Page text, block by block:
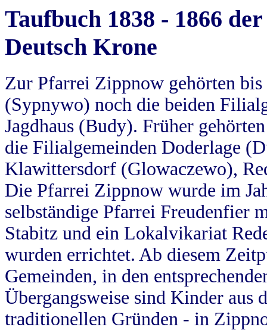
Taufbuch 1838 - 1866
Deutsch Krone
Zur Pfarrei Zippnow gehörten
(Sypnywo) noch die beiden
Jagdhaus (Budy). Früher
die Filialgemeinden Doderlage
Klawittersdorf (Glowaczewo),
Die Pfarrei Zippnow wurde im
selbständige Pfarrei Freudenfier
Stabitz und ein Lokalvikariat
wurden errichtet. Ab diesem
Gemeinden, in den
Übergangsweise sind Kinder aus
traditionellen Gründen - in